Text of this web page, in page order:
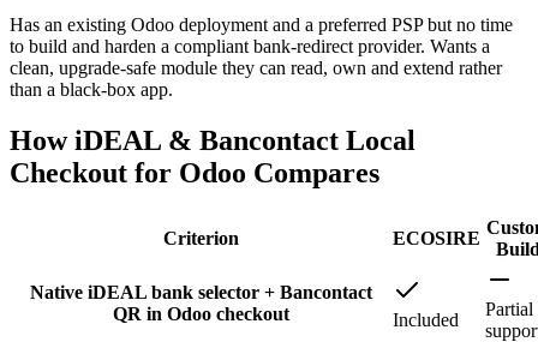
Has an existing Odoo deployment and a preferred PSP but no time
to build and harden a compliant bank-redirect provider. Wants a
clean, upgrade-safe module they can read, own and extend rather
than a black-box app.
How iDEAL & Bancontact Local
Checkout for Odoo Compares
Criterion ECOSIRE
Native iDEAL bank selector + Bancontact
QR in Odoo checkout
Included
Partial